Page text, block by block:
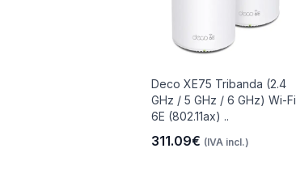
Deco XE75 Tribanda (2.4
GHz / 5 GHz / 6 GHz) Wi-Fi
6E (802.11ax) ..
311.09€ (IVA incl.)